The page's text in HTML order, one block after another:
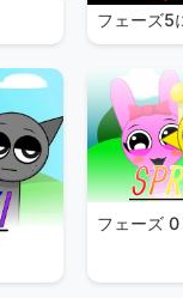
フェーズ5
フェーズ